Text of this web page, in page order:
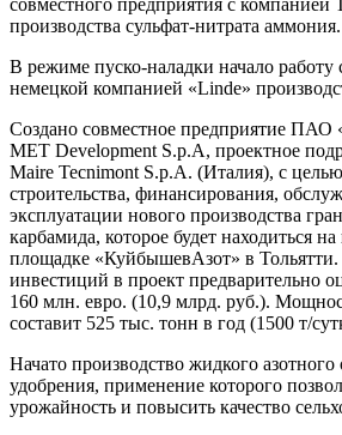
производства сульфат-нитрата аммония.
В режиме пуско-наладки начало работу
немецкой компанией «Linde»
Создано совместное предприятие
MET Development S.p.A, проектное
Maire Tecnimont S.p.A. (Италия), с
строительства, финансирования,
эксплуатации нового производства
карбамида, которое будет находиться
площадке «КуйбышевАзот» в
инвестиций в проект предварительно
160 млн. евро. (10,9 млрд. руб.).
составит 525 тыс. тонн в год (1500 т/
Начато производство жидкого
удобрения, применение которого
урожайность и повысить качество